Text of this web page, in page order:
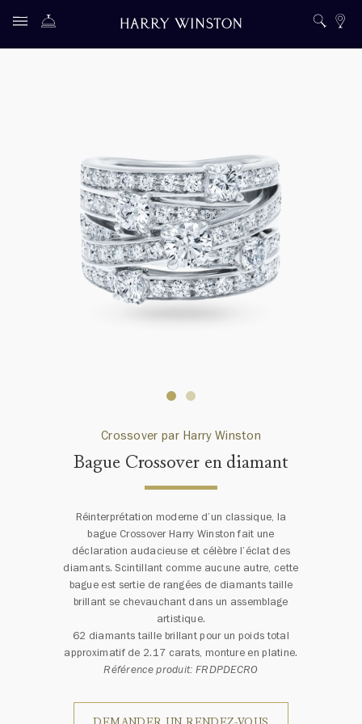
Crossover par Harry Winston
Bague Crossover en diamant
Réinterprétation moderne d’un classique, la
bague Crossover Harry Winston fait une
déclaration audacieuse et célèbre l’éclat des
diamants. Scintillant comme aucune autre, cette
bague est sertie de rangées de diamants taille
brillant se chevauchant dans un assemblage
artistique.
62 diamants taille brillant pour un poids total
approximatif de 2.17 carats, monture en platine.
Référence produit: FRDPDECRO